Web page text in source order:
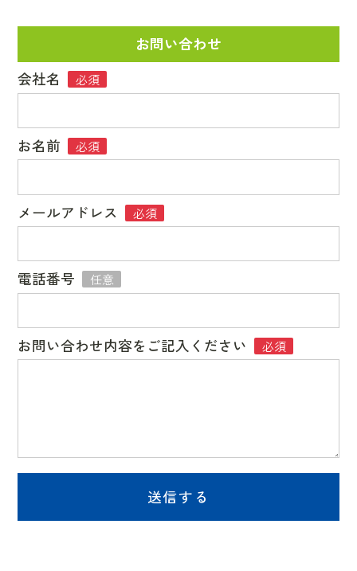
お問い合わせ
会社名
必須
お名前 必須
メールアドレス 必須
電話番号 任意
お問い合わせ内容をご記入ください 必須